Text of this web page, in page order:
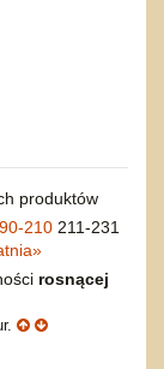
produktów
210 211-231
»
rosnącej